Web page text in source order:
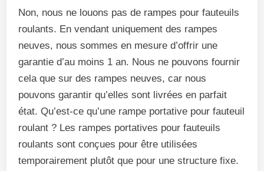
Non, nous ne louons pas de rampes pour fauteuils
roulants. En vendant uniquement des rampes
neuves, nous sommes en mesure d’offrir une
garantie d’au moins 1 an. Nous ne pouvons fournir
cela que sur des rampes neuves, car nous
pouvons garantir qu’elles sont livrées en parfait
état. Qu’est-ce qu’une rampe portative pour fauteuil
roulant ? Les rampes portatives pour fauteuils
roulants sont conçues pour être utilisées
temporairement plutôt que pour une structure fixe.